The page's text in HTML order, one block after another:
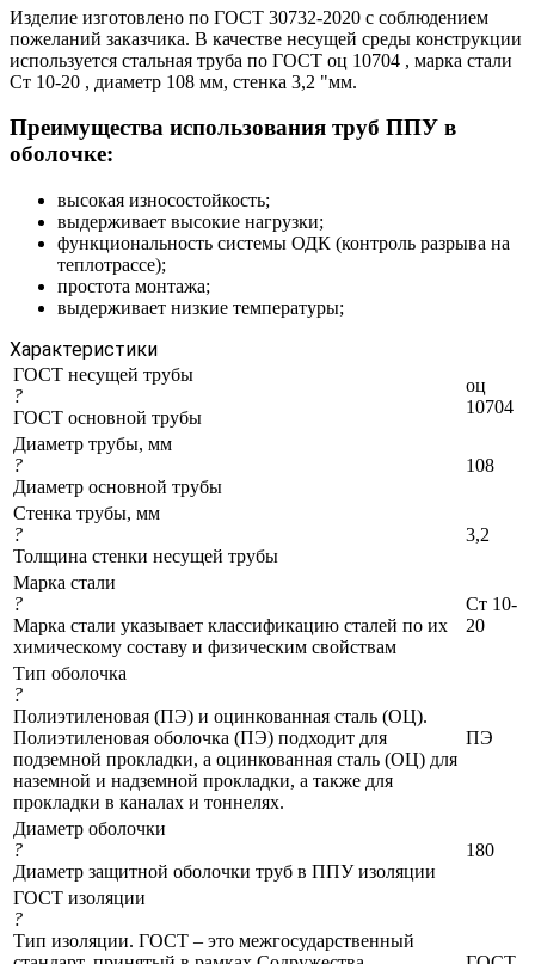
Изделие изготовлено по ГОСТ 30732-2020 с соблюдением
пожеланий заказчика. В качестве несущей среды конструкции
используется стальная труба по ГОСТ оц 10704 , марка стали
Ст 10-20 , диаметр 108 мм, стенка 3,2 "мм.
Преимущества использования труб ППУ в
оболочке:
высокая износостойкость;
выдерживает высокие нагрузки;
функциональность системы ОДК (контроль разрыва на
теплотрассе);
простота монтажа;
выдерживает низкие температуры;
Характеристики
ГОСТ несущей трубы
?
ГОСТ основной трубы
оц
10704
Диаметр трубы, мм
?
Диаметр основной трубы
108
Стенка трубы, мм
?
Толщина стенки несущей трубы
3,2
Марка стали
?
Марка стали указывает классификацию сталей по их
химическому составу и физическим свойствам
Ст 10-
20
Тип оболочка
?
Полиэтиленовая (ПЭ) и оцинкованная сталь (ОЦ).
Полиэтиленовая оболочка (ПЭ) подходит для
подземной прокладки, а оцинкованная сталь (ОЦ) для
наземной и надземной прокладки, а также для
прокладки в каналах и тоннелях.
ПЭ
Диаметр оболочки
?
Диаметр защитной оболочки труб в ППУ изоляции
180
ГОСТ изоляции
?
Тип изоляции. ГОСТ – это межгосударственный